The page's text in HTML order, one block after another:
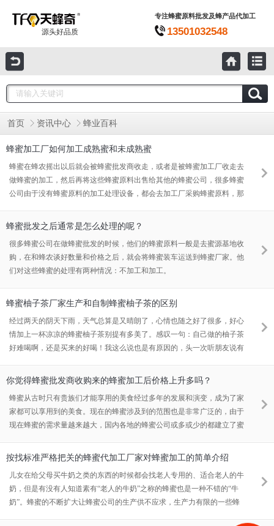
源头好品质
专注蜂蜜原料批发及蜂产品代加工
13501032548
首页 资讯中心 蜂业百科
蜂蜜加工厂如何加工成熟蜜和未成熟蜜
蜂蜜在蜂农摇出以后就会被蜂蜜批发商收走，或者是被蜂蜜加工厂收走去
做蜂蜜的加工，然后再将这些蜂蜜原料出售给其他的蜂蜜公司，很多蜂蜜
公司由于没有蜂蜜原料的加工处理设备，都会去加工厂采购蜂蜜原料，那
蜂蜜批发之后通常是怎么处理的呢？
很多蜂蜜公司在做蜂蜜批发的时候，他们的蜂蜜原料一般是去蜜源基地收
购，在和蜂农谈好数量和价格之后，就会将蜂蜜装车运送到蜂蜜厂家。他
们对这些蜂蜜的处理有两种情况：不加工和加工。
蜂蜜柚子茶厂家生产和自制蜂蜜柚子茶的区别
经过两天的阴天下雨，天气总算是又晴朗了，心情也随之好了很多，好心
情加上一杯凉凉的蜂蜜柚子茶别提有多美了。感叹一句：自己做的柚子茶
好难喝啊，还是买来的好喝！我这么说也是有原因的，头一次听朋友说有
哪家蜂蜜柚子茶厂家的柚子茶，喝了以后确实棒，便上网查看了制作方
你觉得蜂蜜批发商收购来的蜂蜜加工后价格上升多吗？
蜂蜜从古时只有贵族们才能享用的美食经过多年的发展和演变，成为了家
家都可以享用到的美食。现在的蜂蜜涉及到的范围也是非常广泛的，由于
现在蜂蜜的需求量越来越大，国内各地的蜂蜜公司或多或少的都建立了蜜
蜜批发商需要跑很多地方才能收到蜜，现在到了收蜜的时节都会首先去蜜
按找标准严格把关的蜂蜜代加工厂家对蜂蜜加工的简单介绍
儿女在给父母买牛奶之类的东西的时候都会找老人专用的、适合老人的牛
奶，但是有没有人知道素有“老人的牛奶”之称的蜂蜜也是一种不错的“牛
奶”。蜂蜜的不断扩大让蜂蜜公司的生产供不应求，生产力有限的一些蜂